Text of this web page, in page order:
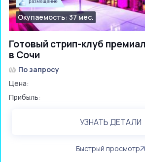
Готовый стрип-клуб
в Сочи
Окупаемость: 37 мес.
По запросу
Цена:
Прибыль:
УЗНАТЬ ДЕТАЛИ
Быстрый просмотр